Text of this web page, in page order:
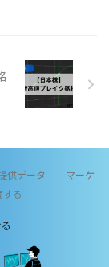
供データ
マーケ
する